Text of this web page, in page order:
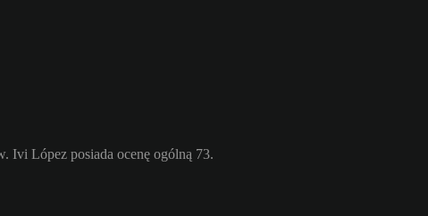
Ivi López posiada ocenę ogólną 73.